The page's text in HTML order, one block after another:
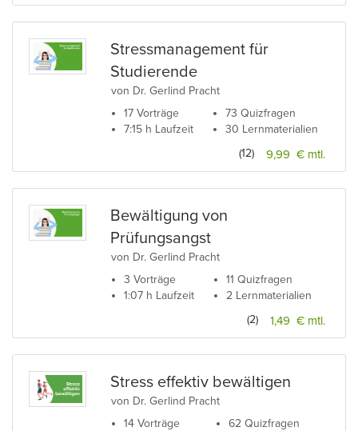
Stressmanagement für
Studierende
von Dr. Gerlind Pracht
17 Vorträge
7:15 h Laufzeit
73 Quizfragen
30 Lernmaterialien
9,99 € mtl.
(12)
Bewältigung von
Prüfungsangst
von Dr. Gerlind Pracht
3 Vorträge
1:07 h Laufzeit
11 Quizfragen
2 Lernmaterialien
1,49 € mtl.
(2)
Stress effektiv bewältigen
von Dr. Gerlind Pracht
14 Vorträge
62 Quizfragen